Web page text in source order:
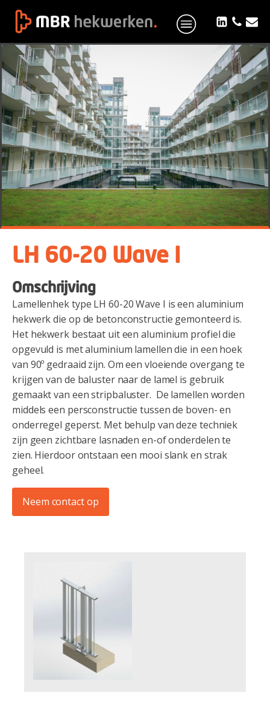
LH 60-20 Wave I
Omschrijving
Lamellenhek type LH 60-20 Wave I is een aluminium
hekwerk die op de betonconstructie gemonteerd is.
Het hekwerk bestaat uit een aluminium profiel die
opgevuld is met aluminium lamellen die in een hoek
van 90º gedraaid zijn. Om een vloeiende overgang te
krijgen van de baluster naar de lamel is gebruik
gemaakt van een stripbaluster. De lamellen worden
middels een persconstructie tussen de boven- en
onderregel geperst. Met behulp van deze techniek
zijn geen zichtbare lasnaden en-of onderdelen te
zien. Hierdoor ontstaan een mooi slank en strak
geheel.
Neem contact op